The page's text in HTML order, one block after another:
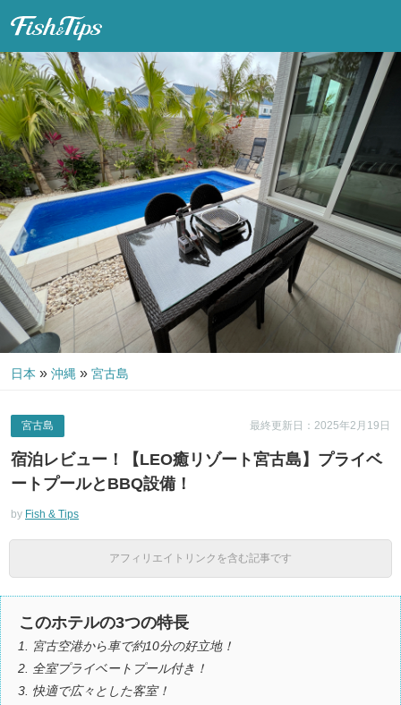
日本 » 沖縄 » 宮古島
最終更新日：2025年2月19日
宮古島
宿泊レビュー！【LEO癒リゾート宮古島】プライベ
ートプールとBBQ設備！
by Fish & Tips
アフィリエイトリンクを含む記事です
このホテルの3つの特長
宮古空港から車で約10分の好立地！
全室プライベートプール付き！
快適で広々とした客室！